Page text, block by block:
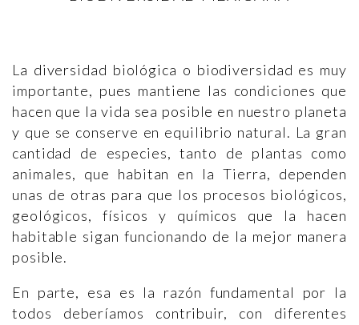
La diversidad biológica o biodiversidad es muy
importante, pues mantiene las condiciones que
hacen que la vida sea posible en nuestro planeta
y que se conserve en equilibrio natural. La gran
cantidad de especies, tanto de plantas como
animales, que habitan en la Tierra, dependen
unas de otras para que los procesos biológicos,
geológicos, físicos y químicos que la hacen
habitable sigan funcionando de la mejor manera
posible.
En parte, esa es la razón fundamental por la
todos deberíamos contribuir, con diferentes